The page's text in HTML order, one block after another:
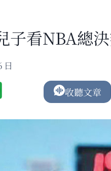
子看NBA總
日
收聽文章